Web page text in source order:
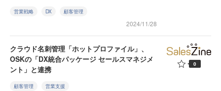
営業戦略 DX 顧客管理
2024/11/28
クラウド名刺管理「ホットプロファイル」、
OSKの「DX統合パッケージ セールスマネジメ
ント」と連携
顧客管理 営業支援
0